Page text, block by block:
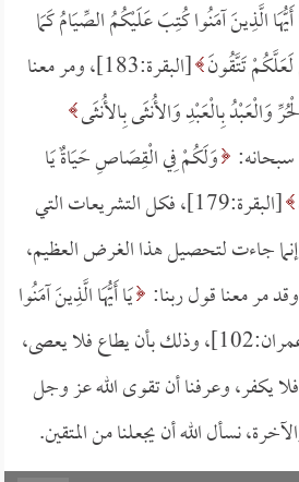
أَيُّهَا الَّذِينَ آمَنُوا كُتِبَ عَلَيْكُمُ الصِّيَامُ كَمَا
تَتَّقُونَ
[البقرة:183]، ومر معنا
وَالْعَبْدُ بِالْعَبْدِ وَالأُنثَى بِالأُنثَى
وَلَكُمْ فِي الْقِصَاصِ حَيَاةٌ يَا
[البقرة:179]، فكل التشريعات التي
جاءت لتحصيل هذا الغرض العظيم،
مر معنا قول ربنا: يَا أَيُّهَا الَّذِينَ آمَنُوا
[آل عمران:102]، وذلك بأن يطاع فلا يعصى،
يكفر، وعرفنا أن تقوى الله عز وجل
نسأل الله أن يجعلنا من المتقين.